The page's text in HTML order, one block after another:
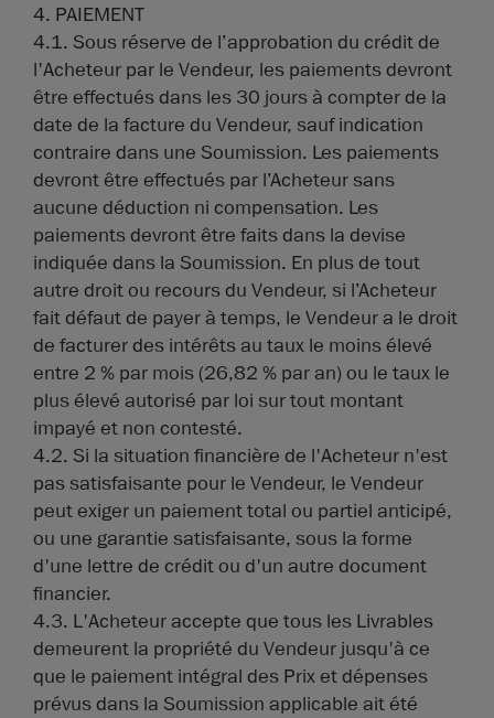
4. PAIEMENT
4.1. Sous réserve de l’approbation du crédit de
l'Acheteur par le Vendeur, les paiements devront
être effectués dans les 30 jours à compter de la
date de la facture du Vendeur, sauf indication
contraire dans une Soumission. Les paiements
devront être effectués par l’Acheteur sans
aucune déduction ni compensation. Les
paiements devront être faits dans la devise
indiquée dans la Soumission. En plus de tout
autre droit ou recours du Vendeur, si l’Acheteur
fait défaut de payer à temps, le Vendeur a le droit
de facturer des intérêts au taux le moins élevé
entre 2 % par mois (26,82 % par an) ou le taux le
plus élevé autorisé par loi sur tout montant
impayé et non contesté.
4.2. Si la situation financière de l'Acheteur n'est
pas satisfaisante pour le Vendeur, le Vendeur
peut exiger un paiement total ou partiel anticipé,
ou une garantie satisfaisante, sous la forme
d'une lettre de crédit ou d'un autre document
financier.
4.3. L'Acheteur accepte que tous les Livrables
demeurent la propriété du Vendeur jusqu'à ce
que le paiement intégral des Prix et dépenses
prévus dans la Soumission applicable ait été